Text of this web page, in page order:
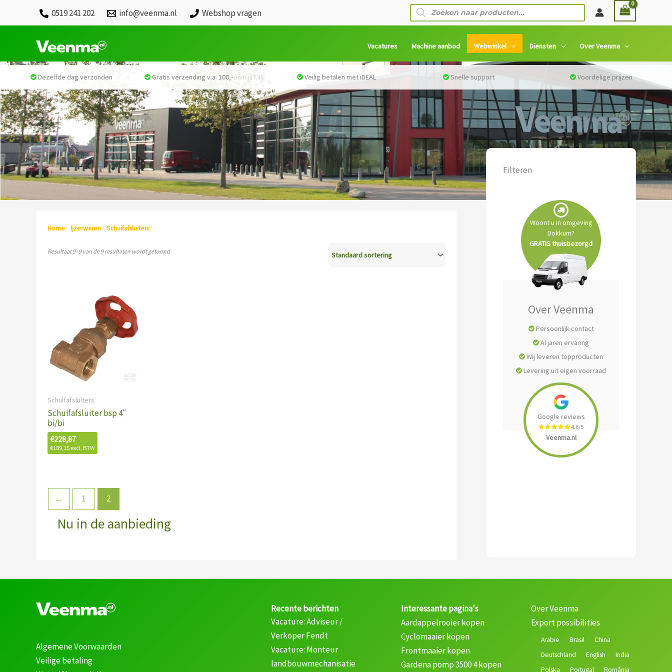
0519 241 202 info@veenma.nl Webshop vragen
Producten
zoeken
Vacatures Machine aanbod Webwinkel Diensten Over Veenma
Home/ Ijzerwaren/ Schuifafsluiters/ Pagina 2
Resultaat 9–9 van de 9 resultaten wordt getoond
Schuifafsluiters
Schuifafsluiter bsp 4″
bi/bi
€228,87
€189,15excl. BTW
← 1 2
Nu in de aanbieding
Filteren
Woont u in omgeving
Dokkum?
GRATIS thuisbezorgd
Over Veenma
Persoonlijk contact
Al jaren ervaring
Wij leveren topproducten
Levering uit eigen voorraad
Google reviews
4.6/5
Veenma.nl
Algemene Voorwaarden
Veilige betaling
Recente berichten
Vacature: Adviseur /
Verkoper Fendt
Vacature: Monteur
landbouwmechanisatie
Interessante pagina's
Aardappelrooier kopen
Cyclomaaier kopen
Frontmaaier kopen
Gardena pomp 3500 4 kopen
Over Veenma
Export possibilities
Arabie Brasil
China
Deutschland
English
India
Polska
Portugal România
Dezelfde dag verzonden Gratis verzending v.a. 100,-anders 7,45 Veilig betalen met iDEAL Snelle support Voordelige prijzen